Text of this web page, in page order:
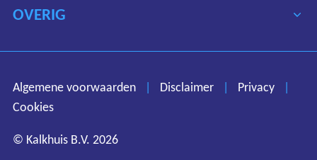
Disclaimer
Privacy
OVERIG
Algemene voorwaarden | Disclaimer | Privacy
|
Cookies
© Kalkhuis B.V. 2026